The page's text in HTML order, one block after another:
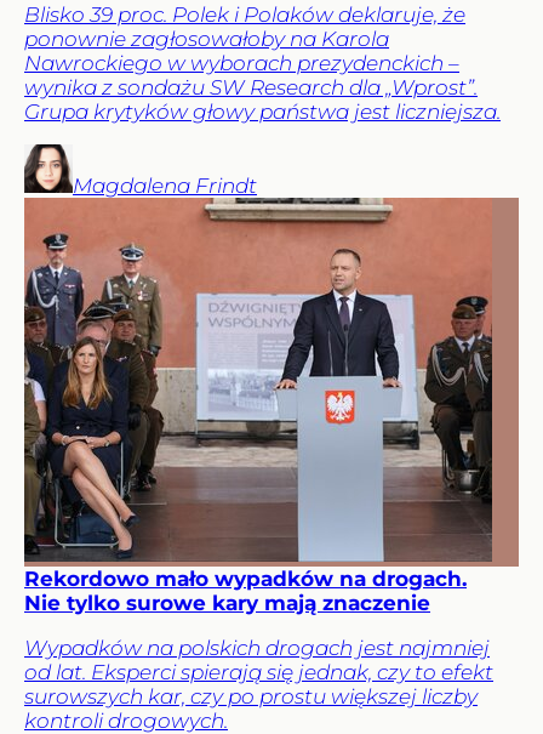
Blisko 39 proc. Polek i Polaków deklaruje, że
ponownie zagłosowałoby na Karola
Nawrockiego w wyborach prezydenckich –
wynika z sondażu SW Research dla „Wprost”.
Grupa krytyków głowy państwa jest liczniejsza.
Magdalena Frindt
Rekordowo mało wypadków na drogach.
Nie tylko surowe kary mają znaczenie
Wypadków na polskich drogach jest najmniej
od lat. Eksperci spierają się jednak, czy to efekt
surowszych kar, czy po prostu większej liczby
kontroli drogowych.